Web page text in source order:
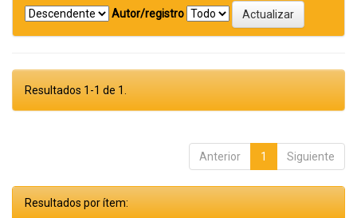
Autor/registro
Resultados 1-1 de 1.
Anterior 1 Siguiente
Resultados por ítem: